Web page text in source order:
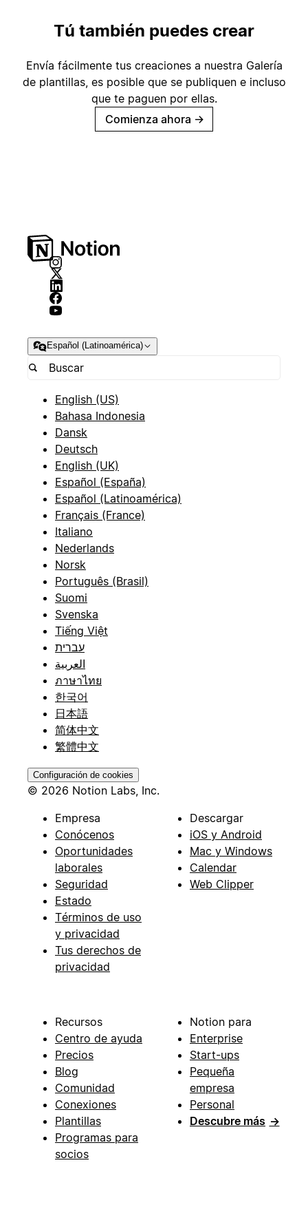
Tú también puedes crear
Envía fácilmente tus creaciones a nuestra Galería
de plantillas, es posible que se publiquen e incluso
que te paguen por ellas.
Comienza ahora →
Español (Latinoamérica)
English (US)
Bahasa Indonesia
Dansk
Deutsch
English (UK)
Español (España)
Español (Latinoamérica)
Français (France)
Italiano
Nederlands
Norsk
Português (Brasil)
Suomi
Svenska
Tiếng Việt
עברית
العربية
ภาษาไทย
한국어
日本語
简体中文
繁體中文
Configuración de cookies
© 2026 Notion Labs, Inc.
Empresa
Conócenos
Oportunidades
laborales
Seguridad
Estado
Términos de uso
y privacidad
Tus derechos de
privacidad
Descargar
iOS y Android
Mac y Windows
Calendar
Web Clipper
Recursos
Centro de ayuda
Precios
Blog
Comunidad
Conexiones
Plantillas
Programas para
socios
Notion para
Enterprise
Start-ups
Pequeña
empresa
Personal
Descubre más →